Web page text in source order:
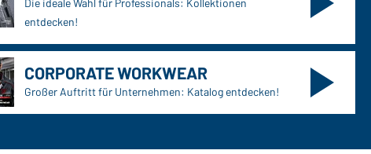
entdecken!
CORPORATE WORKWEAR
Großer Auftritt für Unternehmen: Katalog entdecken!